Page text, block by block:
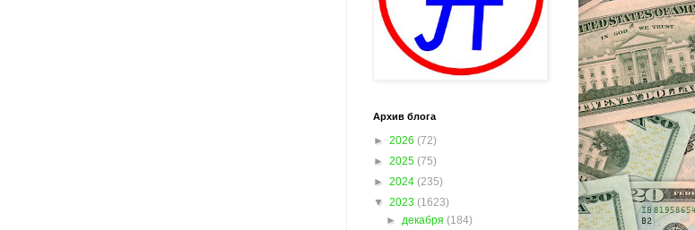
Архив блога
► 2026 (72)
► 2025 (75)
► 2024 (235)
▼ 2023 (1623)
►декабря(184)